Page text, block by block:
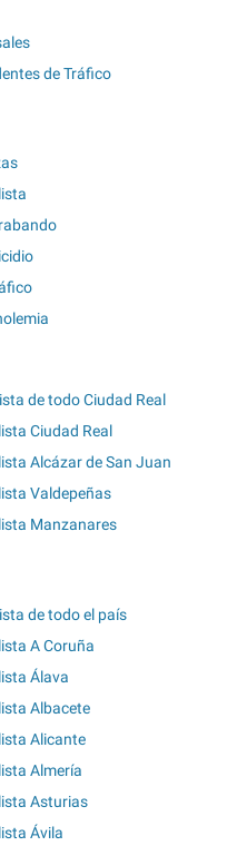
de Tráfico
de todo Ciudad Real
Ciudad Real
Alcázar de San Juan
Valdepeñas
Manzanares
de todo el país
A Coruña
Álava
Albacete
Alicante
Almería
Asturias
Ávila